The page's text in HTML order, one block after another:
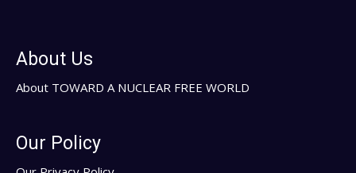
About Us
About TOWARD A NUCLEAR FREE WORLD
Our Policy